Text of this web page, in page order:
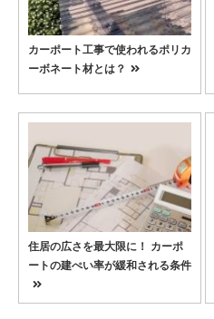
カーポート工事で使われるポリカ
ーボネート材とは？
住居の広さを最大限に！ カーポ
ートの建ぺい率が緩和される条件